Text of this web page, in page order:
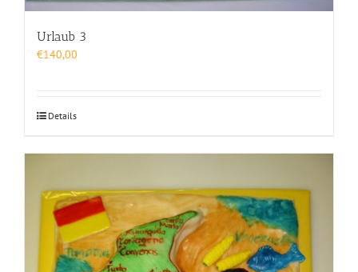
Urlaub 3
€140,00
Details